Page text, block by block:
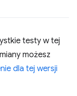
testy w tej
możesz
dla tej wersji